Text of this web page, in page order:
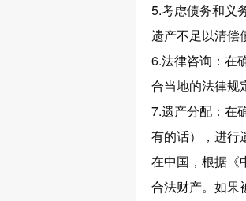
5.考虑债务和义
遗产不足以清偿
6.法律咨询：在
合当地的法律规
7.遗产分配：在
有的话），进行
在中国，根据《
合法财产。如果